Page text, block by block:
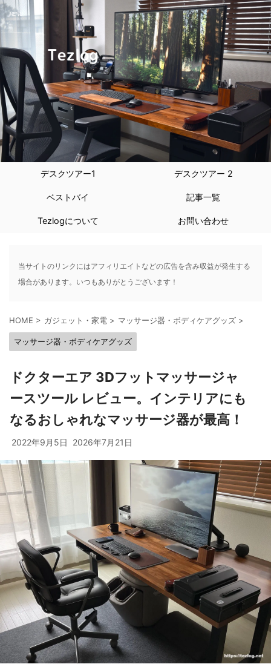
デスクツアー1 デスクツアー 2
ベストバイ 記事一覧
Tezlogについて お問い合わせ
当サイトのリンクにはアフィリエイトなどの広告を含み収益が発生する
場合があります。いつもありがとうございます！
HOME > ガジェット・家電 > マッサージ器・ボディケアグッズ >
マッサージ器・ボディケアグッズ
ドクターエア 3Dフットマッサージャ
ースツール レビュー。インテリアにも
なるおしゃれなマッサージ器が最高！
2022年9月5日 2026年7月21日